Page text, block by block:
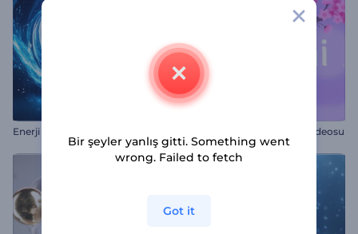
Enerji Girdabı Giriş Çiçek Açan Hanami Giriş Videosu
Bir şeyler yanlış gitti. Something went
wrong. Failed to fetch
Got it